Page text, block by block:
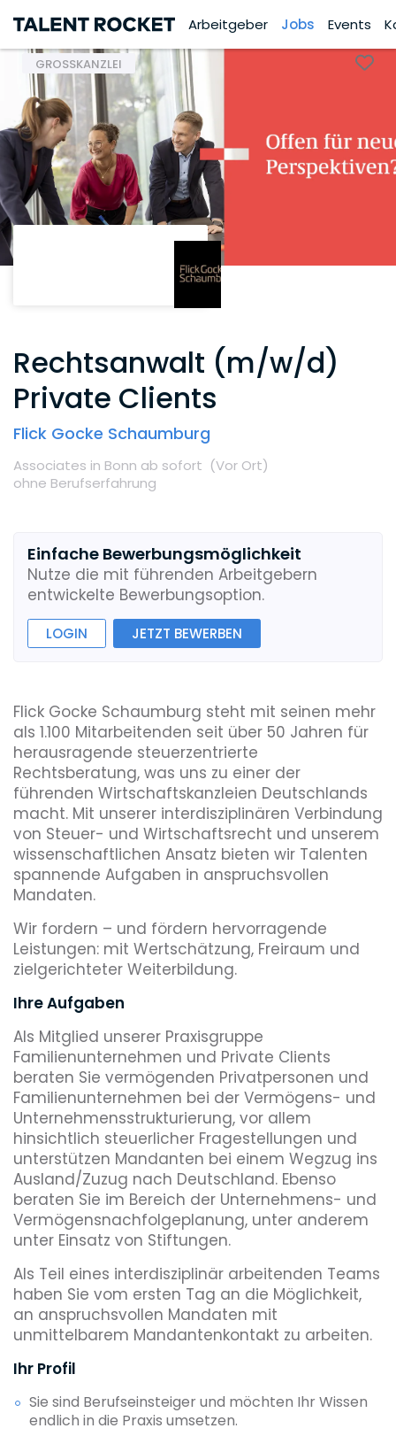
Arbeitgeber Jobs Events
GROSSKANZLEI
Rechtsanwalt (m/w/d)
Private Clients
Flick Gocke Schaumburg
Associates in Bonn ab sofort (Vor Ort)
ohne Berufserfahrung
Einfache Bewerbungsmöglichkeit
Nutze die mit führenden Arbeitgebern
entwickelte Bewerbungsoption.
LOGIN JETZT BEWERBEN
Flick Gocke Schaumburg steht mit seinen mehr
als 1.100 Mitarbeitenden seit über 50 Jahren für
herausragende steuerzentrierte
Rechtsberatung, was uns zu einer der
führenden Wirtschaftskanzleien Deutschlands
macht. Mit unserer interdisziplinären Verbindung
von Steuer- und Wirtschaftsrecht und unserem
wissenschaftlichen Ansatz bieten wir Talenten
spannende Aufgaben in anspruchsvollen
Mandaten.
Wir fordern – und fördern hervorragende
Leistungen: mit Wertschätzung, Freiraum und
zielgerichteter Weiterbildung.
Ihre Aufgaben
Als Mitglied unserer Praxisgruppe
Familienunternehmen und Private Clients
beraten Sie vermögenden Privatpersonen und
Familienunternehmen bei der Vermögens- und
Unternehmensstrukturierung, vor allem
hinsichtlich steuerlicher Fragestellungen und
unterstützen Mandanten bei einem Wegzug ins
Ausland/Zuzug nach Deutschland. Ebenso
beraten Sie im Bereich der Unternehmens- und
Vermögensnachfolgeplanung, unter anderem
unter Einsatz von Stiftungen.
Als Teil eines interdisziplinär arbeitenden Teams
haben Sie vom ersten Tag an die Möglichkeit,
an anspruchsvollen Mandaten mit
unmittelbarem Mandantenkontakt zu arbeiten.
Ihr Profil
Sie sind Berufseinsteiger und möchten Ihr Wissen
endlich in die Praxis umsetzen.